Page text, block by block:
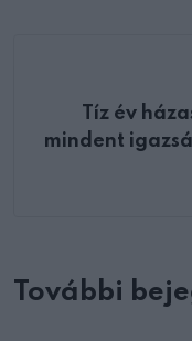
Tíz év
mindent
További